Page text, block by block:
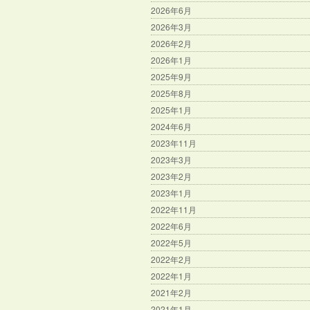
2026年6月
2026年3月
2026年2月
2026年1月
2025年9月
2025年8月
2025年1月
2024年6月
2023年11月
2023年3月
2023年2月
2023年1月
2022年11月
2022年6月
2022年5月
2022年2月
2022年1月
2021年2月